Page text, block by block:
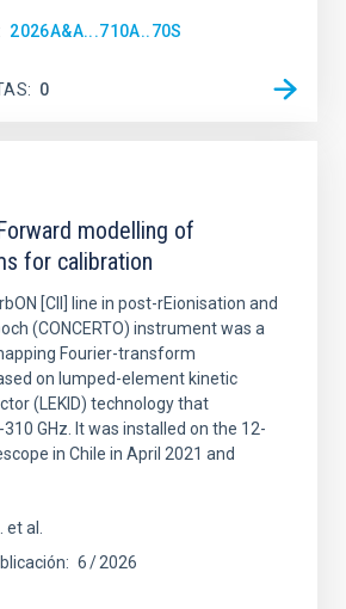
2026A&A...710A..70S
0
modelling of
for calibration
[CII] line in post-rEionisation and
(CONCERTO) instrument was a
Fourier-transform
on lumped-element kinetic
(LEKID) technology that
GHz. It was installed on the 12-
in Chile in April 2021 and
et al.
6 2026